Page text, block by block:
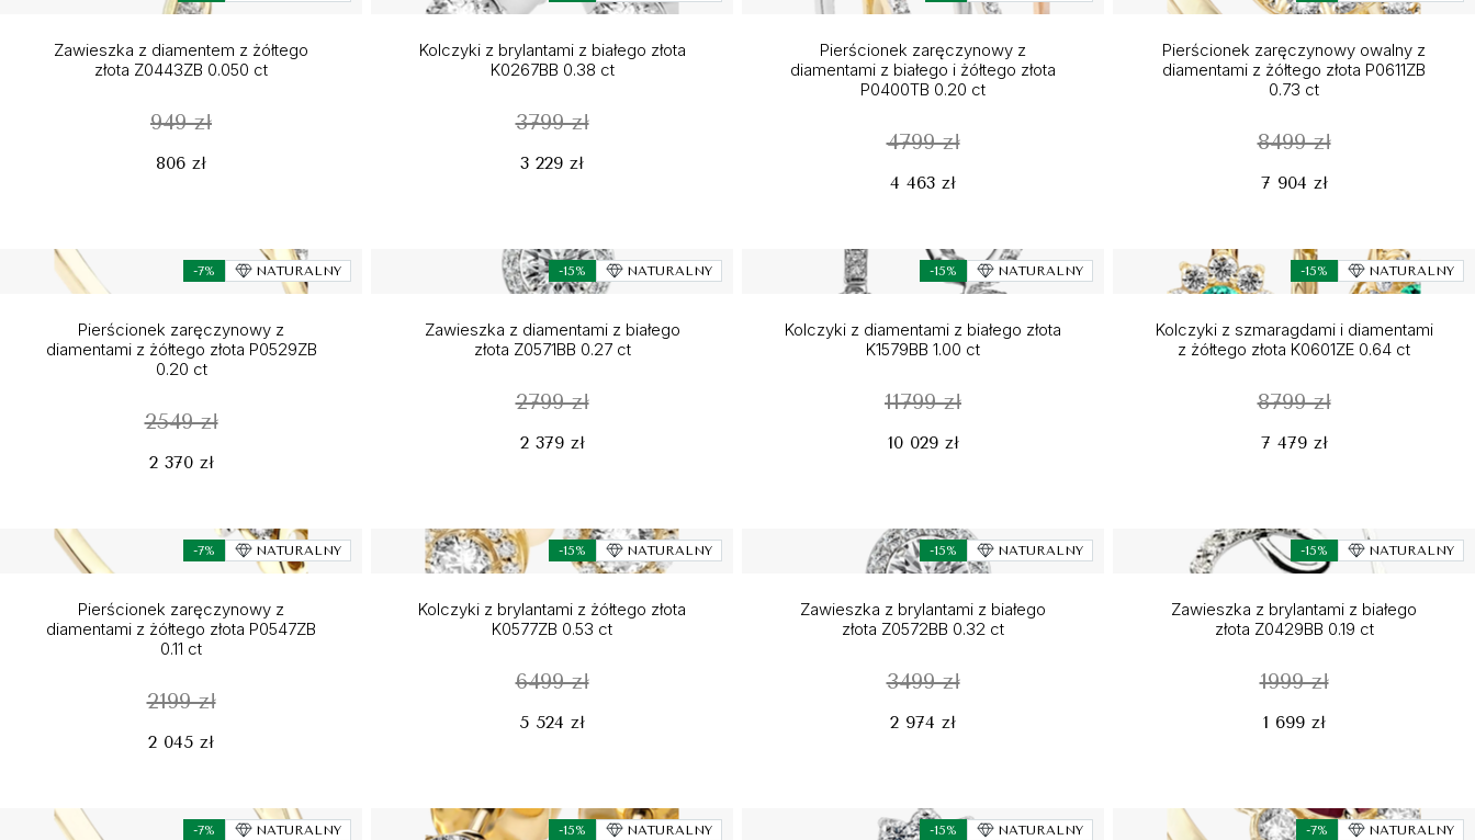
Zawieszka z diamentem z żółtego
złota Z0443ZB 0.050 ct
949 zł
806 zł
Kolczyki z brylantami z białego złota
K0267BB 0.38 ct
3799 zł
3 229 zł
Pierścionek zaręczynowy z
diamentami z białego i żółtego złota
P0400TB 0.20 ct
4799 zł
4 463 zł
Pierścionek zaręczynowy owalny z
diamentami z żółtego złota P0611ZB
0.73 ct
8499 zł
7 904 zł
-7% NATURALNY
Pierścionek zaręczynowy z
diamentami z żółtego złota P0529ZB
0.20 ct
2549 zł
2 370 zł
-15% NATURALNY
Zawieszka z diamentami z białego
złota Z0571BB 0.27 ct
2799 zł
2 379 zł
-15% NATURALNY
Kolczyki z diamentami z białego złota
K1579BB 1.00 ct
11799 zł
10 029 zł
-15% NATURALNY
Kolczyki z szmaragdami i diamentami
z żółtego złota K0601ZE 0.64 ct
8799 zł
7 479 zł
-7% NATURALNY
Pierścionek zaręczynowy z
diamentami z żółtego złota P0547ZB
0.11 ct
2199 zł
2 045 zł
-15% NATURALNY
Kolczyki z brylantami z żółtego złota
K0577ZB 0.53 ct
6499 zł
5 524 zł
-15% NATURALNY
Zawieszka z brylantami z białego
złota Z0572BB 0.32 ct
3499 zł
2 974 zł
-15% NATURALNY
Zawieszka z brylantami z białego
złota Z0429BB 0.19 ct
1999 zł
1 699 zł
-7% NATURALNY -15% NATURALNY -15% NATURALNY -7% NATURALNY